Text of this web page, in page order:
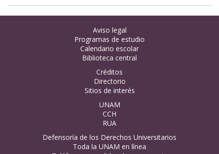
Aviso legal
Programas de estudio
Calendario escolar
Biblioteca central
Créditos
Directorio
Sitios de interés
UNAM
CCH
RUA
Defensoría de los Derechos Universitarios
Toda la UNAM en línea